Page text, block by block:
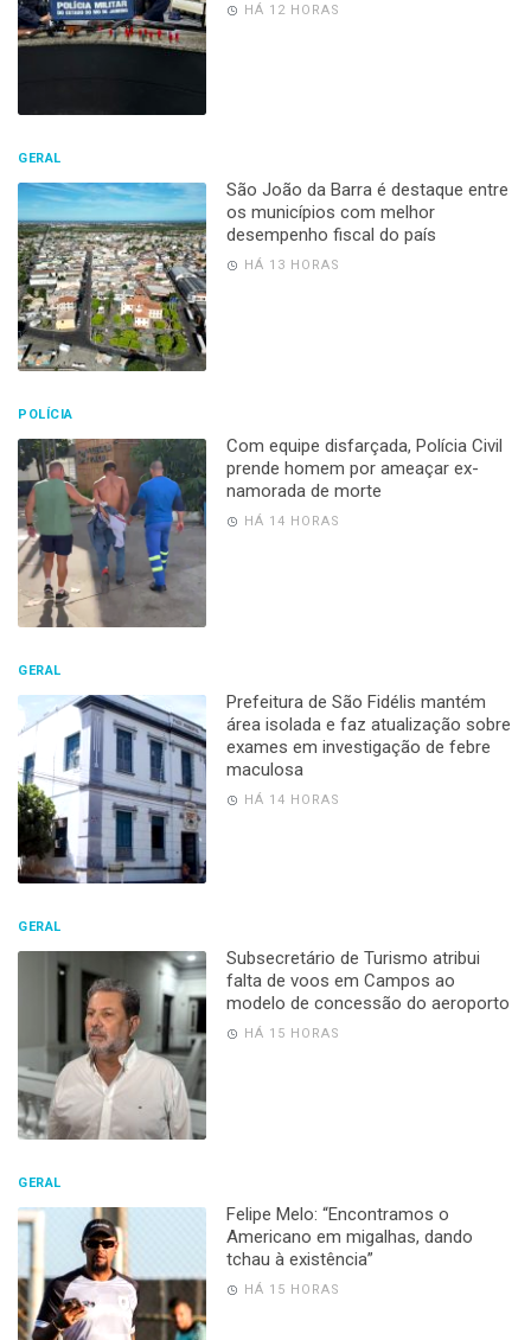
HÁ 12 HORAS
GERAL
São João da Barra é destaque entre
os municípios com melhor
desempenho fiscal do país
HÁ 13 HORAS
POLÍCIA
Com equipe disfarçada, Polícia Civil
prende homem por ameaçar ex-
namorada de morte
HÁ 14 HORAS
GERAL
Prefeitura de São Fidélis mantém
área isolada e faz atualização sobre
exames em investigação de febre
maculosa
HÁ 14 HORAS
GERAL
Subsecretário de Turismo atribui
falta de voos em Campos ao
modelo de concessão do aeroporto
HÁ 15 HORAS
GERAL
Felipe Melo: “Encontramos o
Americano em migalhas, dando
tchau à existência”
HÁ 15 HORAS